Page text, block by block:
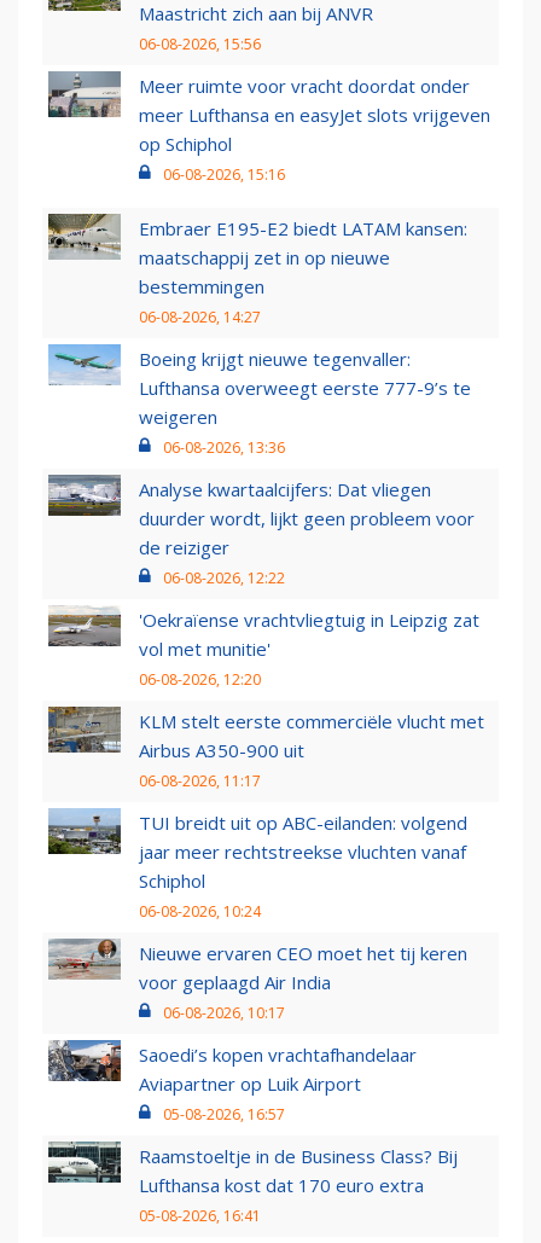
Maastricht zich aan bij ANVR
06-08-2026, 15:56
Meer ruimte voor vracht doordat onder
meer Lufthansa en easyJet slots vrijgeven
op Schiphol
06-08-2026, 15:16
Embraer E195-E2 biedt LATAM kansen:
maatschappij zet in op nieuwe
bestemmingen
06-08-2026, 14:27
Boeing krijgt nieuwe tegenvaller:
Lufthansa overweegt eerste 777-9’s te
weigeren
06-08-2026, 13:36
Analyse kwartaalcijfers: Dat vliegen
duurder wordt, lijkt geen probleem voor
de reiziger
06-08-2026, 12:22
'Oekraïense vrachtvliegtuig in Leipzig zat
vol met munitie'
06-08-2026, 12:20
KLM stelt eerste commerciële vlucht met
Airbus A350-900 uit
06-08-2026, 11:17
TUI breidt uit op ABC-eilanden: volgend
jaar meer rechtstreekse vluchten vanaf
Schiphol
06-08-2026, 10:24
Nieuwe ervaren CEO moet het tij keren
voor geplaagd Air India
06-08-2026, 10:17
Saoedi’s kopen vrachtafhandelaar
Aviapartner op Luik Airport
05-08-2026, 16:57
Raamstoeltje in de Business Class? Bij
Lufthansa kost dat 170 euro extra
05-08-2026, 16:41